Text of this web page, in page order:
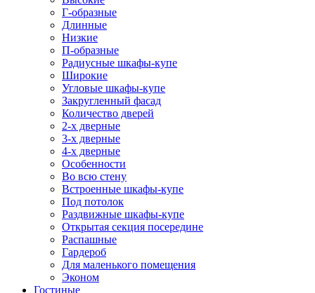
Г-образные
Длинные
Низкие
П-образные
Радиусные шкафы-купе
Широкие
Угловые шкафы-купе
Закругленный фасад
Количество дверей
2-х дверные
3-х дверные
4-х дверные
Особенности
Во всю стену
Встроенные шкафы-купе
Под потолок
Раздвижные шкафы-купе
Открытая секция посередине
Распашные
Гардероб
Для маленького помещения
Эконом
Гостиные